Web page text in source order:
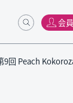
会
9回 Peach